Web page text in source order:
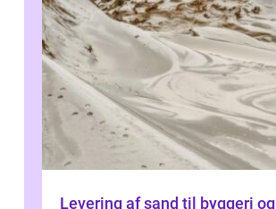
Levering af sand til byggeri og